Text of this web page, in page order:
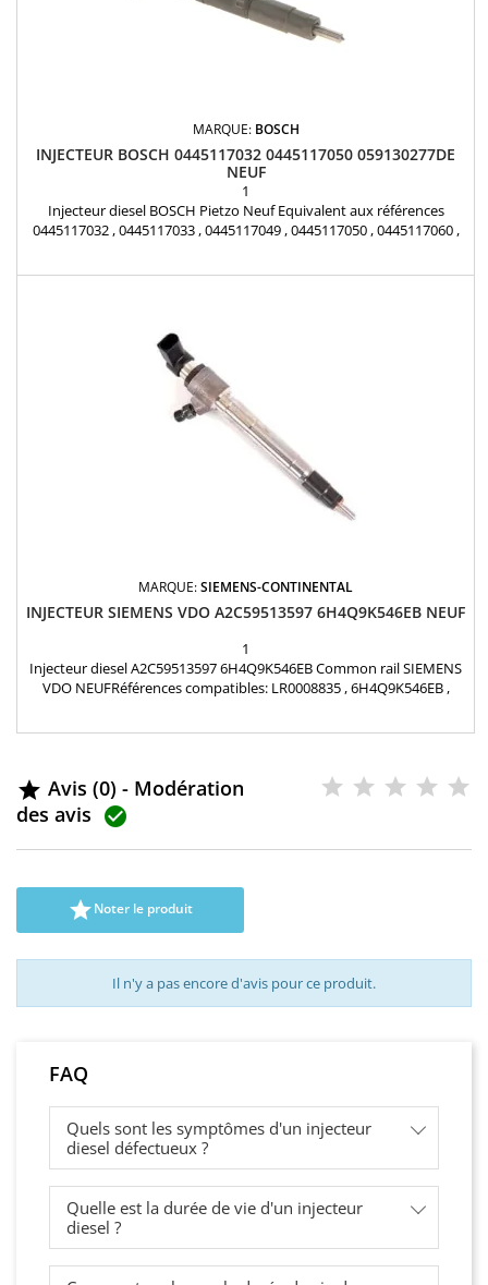
MARQUE: BOSCH
INJECTEUR BOSCH 0445117032 0445117050 059130277DE
NEUF
1
Injecteur diesel BOSCH Pietzo Neuf Equivalent aux références
0445117032 , 0445117033 , 0445117049 , 0445117050 , 0445117060 ,
MARQUE:SIEMENS-CONTINENTAL
INJECTEUR SIEMENS VDO A2C59513597 6H4Q9K546EB NEUF
1
Injecteur diesel A2C59513597 6H4Q9K546EB Common rail SIEMENS
VDO NEUFRéférences compatibles: LR0008835 , 6H4Q9K546EB ,
 Avis (0) - Modération
des avis 
Noter le produit
Il n'y a pas encore d'avis pour ce produit.
FAQ
Quels sont les symptômes d'un injecteur
diesel défectueux ?
Quelle est la durée de vie d'un injecteur
diesel ?